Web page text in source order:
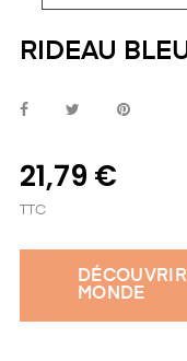
RIDEAU
21,79 €
TTC
MONDE